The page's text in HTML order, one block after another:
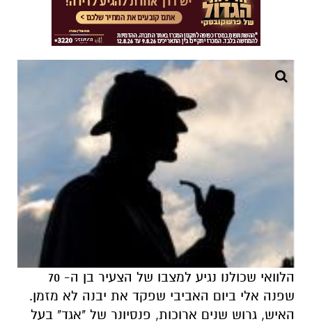
הלוואי שכולנו נגיע למצבו של הצעיר בן ה- 70
שפנה אלי ביום האביבי שפקד את יבנה לא מזמן.
האיש, גרוש שנים ארוכות, פנסיונר של "אגד" בעל